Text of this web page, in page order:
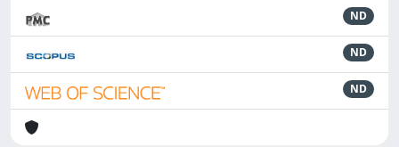
ND
ND
ND